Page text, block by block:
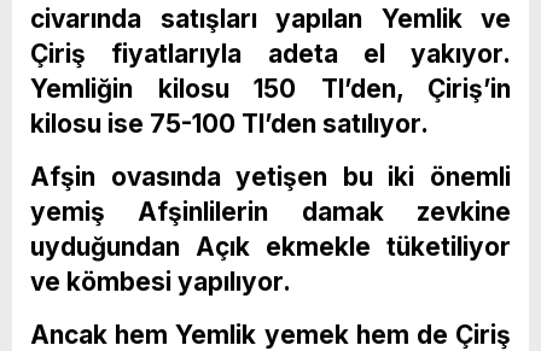
civarında satışları yapılan Yemlik ve
Çiriş fiyatlarıyla adeta el yakıyor.
Yemliğin kilosu 150 Tl’den, Çiriş’in
kilosu ise 75-100 Tl’den satılıyor.
Afşin ovasında yetişen bu iki önemli
yemiş Afşinlilerin damak zevkine
uyduğundan Açık ekmekle tüketiliyor
ve kömbesi yapılıyor.
Ancak hem Yemlik yemek hem de Çiriş